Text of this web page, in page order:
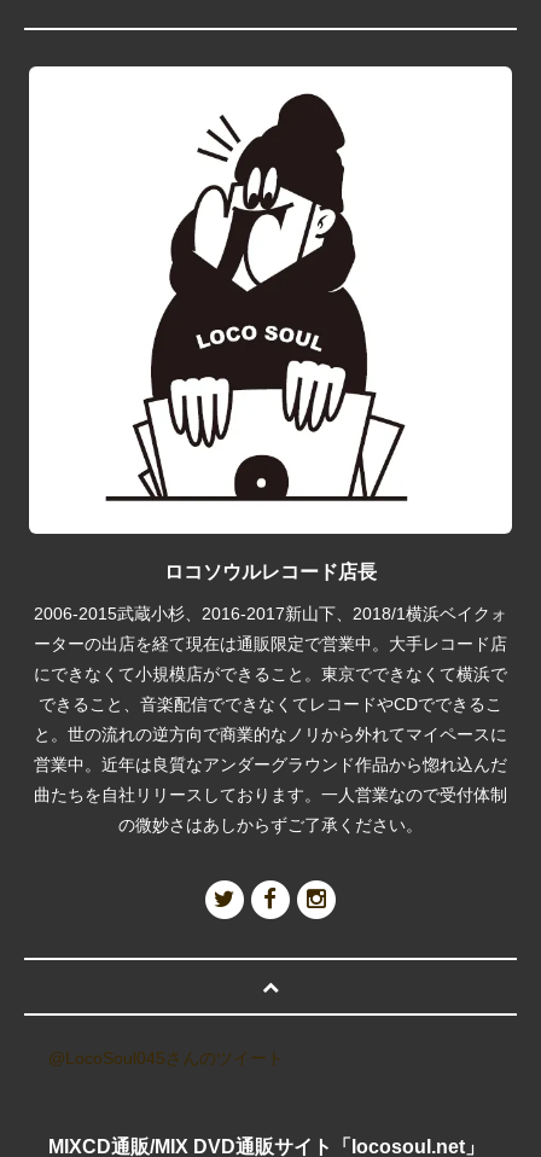
ロコソウルレコード店長
2006-2015武蔵小杉、2016-2017新山下、2018/1横浜ベイクォ
ーターの出店を経て現在は通販限定で営業中。大手レコード店
にできなくて小規模店ができること。東京でできなくて横浜で
できること、音楽配信でできなくてレコードやCDでできるこ
と。世の流れの逆方向で商業的なノリから外れてマイペースに
営業中。近年は良質なアンダーグラウンド作品から惚れ込んだ
曲たちを自社リリースしております。一人営業なので受付体制
の微妙さはあしからずご了承ください。
@LocoSoul045さんのツイート
MIXCD通販/MIX DVD通販サイト「locosoul.net」